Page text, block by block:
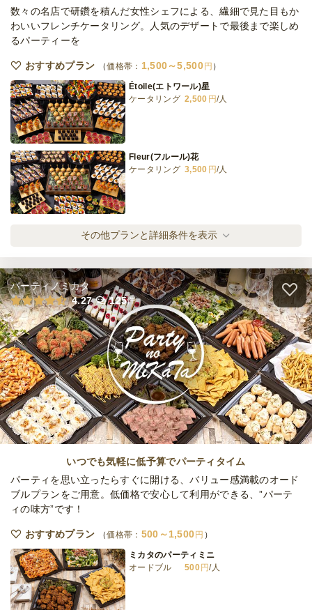
オードブル
締切 3日前12時
※定休日を除く営業日換算
定休日 日
最低ご注文金額 15,000円
数々の名店で研鑽を積んだ女性シェフによる、繊細で見た目もか
わいいフレンチケータリング。人気のデザートで最後まで楽しめ
るパーティーを
おすすめプラン 価格帯： 1,500～5,500円
Étoile(エトワール)星
ケータリング 2,500 円/人
Fleur(フルール)花
ケータリング 3,500 円/人
Lumière(ルミエール)光
ケータリング 4,500円/人
Brillant(ブリヤン)輝き
ケータリング 5,500円/人
スイーツガーデン＜ライト＞パール
オードブル
1,500円/人
スイーツガーデン＜スタンダード＞アメジス
オードブル
2,200 円 /人
その他プランと詳細条件を表示
パーティノミカタ
4.27
125件
いつでも気軽に低予算でパーティタイム
パーティを思い立ったらすぐに開ける、バリュー感満載のオード
ブルプランをご用意。低価格で安心して利用ができる、”パーテ
ィの味方”です！
おすすめプラン 価格帯： 500～1,500 円
ミカタのパーティミニ
オードブル
500 円/人